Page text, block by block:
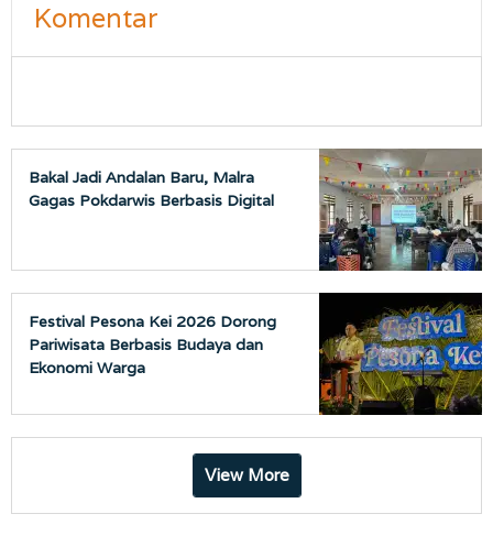
Komentar
Bakal Jadi Andalan Baru, Malra
Gagas Pokdarwis Berbasis Digital
Festival Pesona Kei 2026 Dorong
Pariwisata Berbasis Budaya dan
Ekonomi Warga
View More